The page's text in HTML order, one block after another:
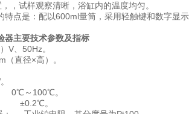
，试样观察清晰，浴缸内的温度均匀。
特点是：配以600ml量筒，采用轻触键和数字显
器主要技术参数及指标
、50Hz。
直径×高）。
0℃～100℃。
。